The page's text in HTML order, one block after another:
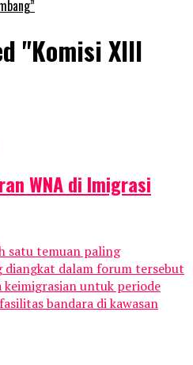
"Komisi XIII
WNA di Imigrasi
satu temuan paling
diangkat dalam forum tersebut
keimigrasian untuk periode
bandara di kawasan